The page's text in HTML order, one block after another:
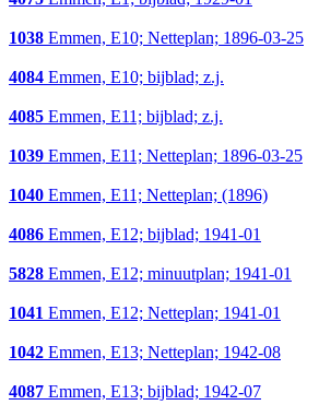
1038 Emmen, E10; Netteplan; 1896-03-25
4084 Emmen, E10; bijblad; z.j.
4085 Emmen, E11; bijblad; z.j.
1039 Emmen, E11; Netteplan; 1896-03-25
1040 Emmen, E11; Netteplan; (1896)
4086 Emmen, E12; bijblad; 1941-01
5828 Emmen, E12; minuutplan; 1941-01
1041 Emmen, E12; Netteplan; 1941-01
1042 Emmen, E13; Netteplan; 1942-08
4087 Emmen, E13; bijblad; 1942-07